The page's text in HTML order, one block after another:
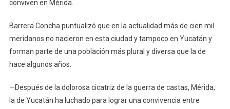
conviven en Mérida.
Barrera Concha puntualizó que en la actualidad más de cien mil
meridanos no nacieron en esta ciudad y tampoco en Yucatán y
forman parte de una población más plural y diversa que la de
hace algunos años.
—Después de la dolorosa cicatriz de la guerra de castas, Mérida,
la de Yucatán ha luchado para lograr una convivencia entre